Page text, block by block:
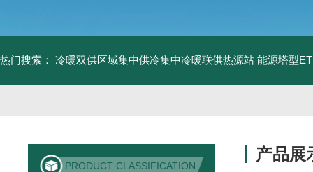
热门搜索： 冷暖双供区域集中供冷集中冷暖联供热源站 能源塔型
PRODUCT CLASSIFICATION
产品展